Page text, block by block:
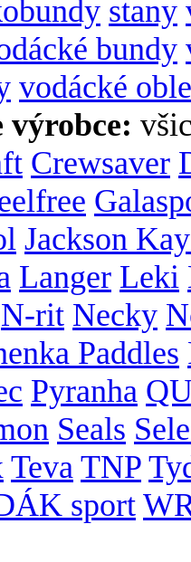
stany
bundy
vodácké
výrobce:
Crewsaver
Jackson
Langer Leki
N-rit Necky
Paddles
Pyranha
Seals
Teva TNP
sport